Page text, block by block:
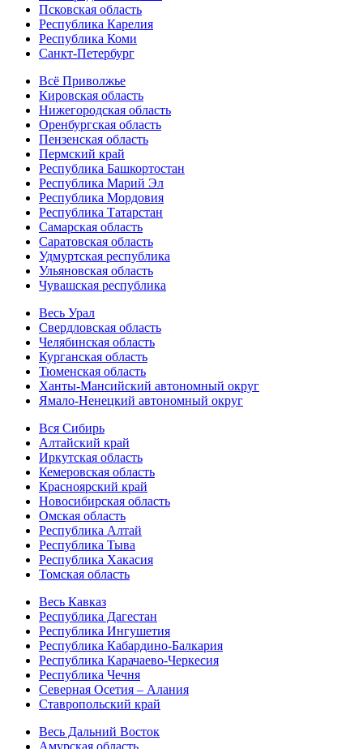
Псковская область
Республика Карелия
Республика Коми
Санкт-Петербург
Всё Приволжье
Кировская область
Нижегородская область
Оренбургская область
Пензенская область
Пермский край
Республика Башкортостан
Республика Марий Эл
Республика Мордовия
Республика Татарстан
Самарская область
Саратовская область
Удмуртская республика
Ульяновская область
Чувашская республика
Весь Урал
Свердловская область
Челябинская область
Курганская область
Тюменская область
Ханты-Мансийский автономный округ
Ямало-Ненецкий автономный округ
Вся Сибирь
Алтайский край
Иркутская область
Кемеровская область
Красноярский край
Новосибирская область
Омская область
Республика Алтай
Республика Тыва
Республика Хакасия
Томская область
Весь Кавказ
Республика Дагестан
Республика Ингушетия
Республика Кабардино-Балкария
Республика Карачаево-Черкесия
Республика Чечня
Северная Осетия – Алания
Ставропольский край
Весь Дальний Восток
Амурская область